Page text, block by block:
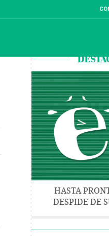
HASTA
DESPIDE DE